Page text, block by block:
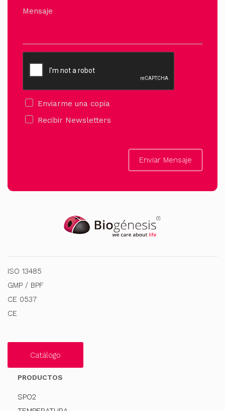
Mensaje
Enviarme una copia
Recibir Newsletters
Enviar Mensaje
ISO 13485
GMP / BPF
CE 0537
CE
Catálogo
PRODUCTOS
SPO2